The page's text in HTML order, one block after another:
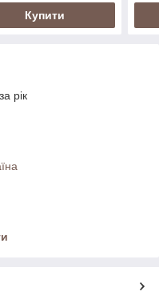
Купити
рік